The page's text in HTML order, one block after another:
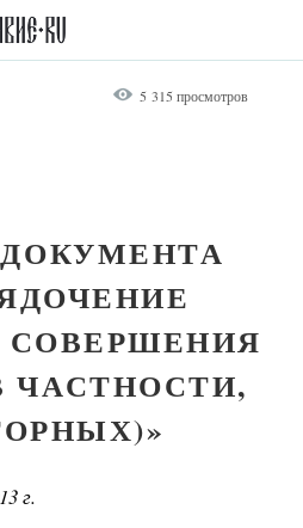
5 315 просмотров
СОВЕРШЕНИЯ
ЧАСТНОСТИ,
г.